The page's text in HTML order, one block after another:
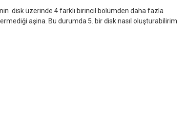
disk üzerinde 4 farklı birincil bölümden daha fazla
aşina. Bu durumda 5. bir disk nasıl oluşturabilirim